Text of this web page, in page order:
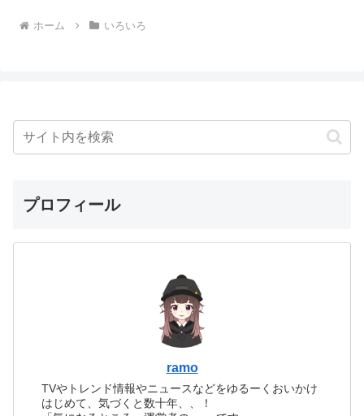
ホーム いろいろ
プロフィール
ramo
TVやトレンド情報やニュースなどをゆるーくおいかけ
はじめて、気づくと数十年、、！